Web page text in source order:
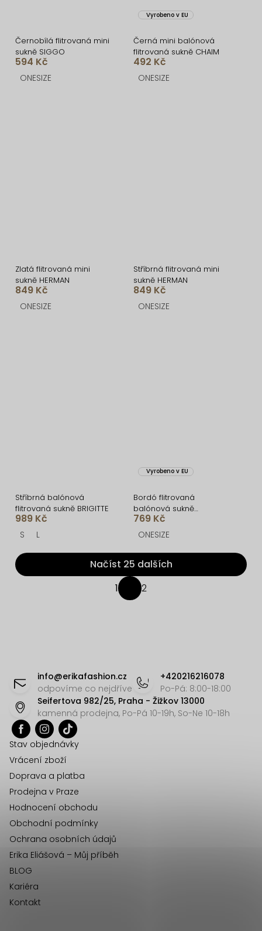
Černobílá flitrovaná mini
sukně SIGGO
594 Kč
ONESIZE
Vyrobeno v EU
Černá mini balónová
flitrovaná sukně CHAIM
492 Kč
ONESIZE
Zlatá flitrovaná mini
sukně HERMAN
849 Kč
ONESIZE
Stříbrná flitrovaná mini
sukně HERMAN
849 Kč
ONESIZE
Stříbrná balónová
flitrovaná sukně BRIGITTE
989 Kč
S L
Vyrobeno v EU
Bordó flitrovaná
balónová sukně
NINOSLAV
769 Kč
ONESIZE
O
v
c
í
p
r
Načíst 25 dalších
o
v
á
n
1 2
info@erikafashion.cz
odpovíme co nejdříve
+420216216078
Po-Pá: 8:00-18:00
Seifertova 982/25, Praha - Žižkov 13000
kamenná prodejna, Po-Pá 10-19h, So-Ne 10-18h
Stav objednávky
Vrácení zboží
Doprava a platba
Prodejna v Praze
Hodnocení obchodu
Obchodní podmínky
Ochrana osobních údajů
Erika Eliášová – Můj příběh
BLOG
Kariéra
Kontakt